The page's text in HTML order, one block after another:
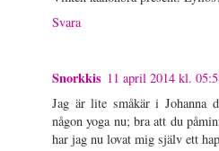
Svara
Snorkkis 11 april 2014 kl.
Jag är lite småkär i Johanna
någon yoga nu; bra att du
har jag nu lovat mig själv ett